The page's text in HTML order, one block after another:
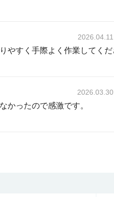
2026.04.11
2026.03.30
かったので感激です。